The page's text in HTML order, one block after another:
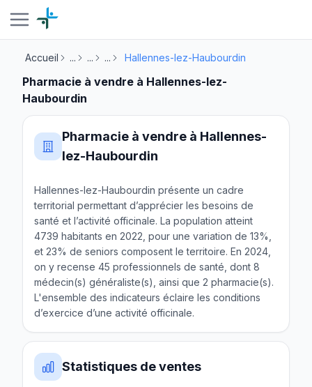
Accueil ... ... ... Hallennes-lez-Haubourdin
Pharmacie à vendre à Hallennes-lez-
Haubourdin
Pharmacie à vendre à Hallennes-
lez-Haubourdin
Hallennes-lez-Haubourdin présente un cadre
territorial permettant d’apprécier les besoins de
santé et l’activité officinale. La population atteint
4739 habitants en 2022, pour une variation de 13%,
et 23% de seniors composent le territoire. En 2024,
on y recense 45 professionnels de santé, dont 8
médecin(s) généraliste(s), ainsi que 2 pharmacie(s).
L'ensemble des indicateurs éclaire les conditions
d’exercice d’une activité officinale.
Statistiques de ventes